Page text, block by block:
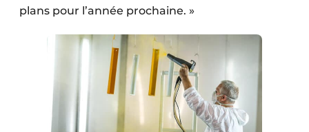
plans pour l’année prochaine. »